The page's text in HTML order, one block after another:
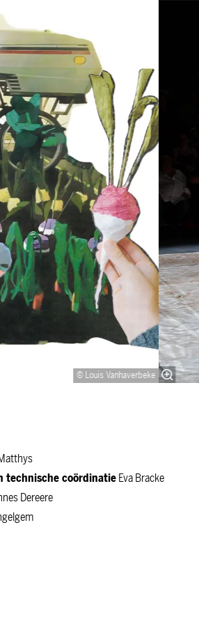
© Louis Vanhaverbeke
technische coördinatieEva Bracke
Dereere